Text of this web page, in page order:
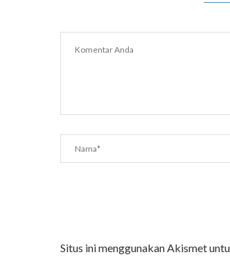
Situs ini menggunakan Akismet